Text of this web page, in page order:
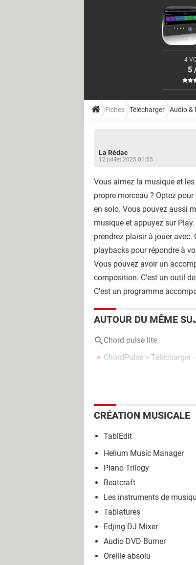
4
5
Fiches Télécharger Audio &
La Rédac
12 juillet 2025 01:55
Vous aimez la musique et
propre morceau ? Optez pour
en solo. Vous pouvez aussi
musique et appuyez sur
prendrez plaisir à jouer avec.
playbacks pour répondre à
Vous pouvez avoir un
composition. C'est un outil
C'est un programme
AUTOUR DU MÊME
Chord pulse lite
ChordPulse > Télécharger
CRÉATION MUSICALE
TablEdit
Helium Music Manager
Piano Trilogy
Beatcraft
Les instruments de
Tablatures
Edjing DJ Mixer
Audio DVD Burner
Oreille absolu